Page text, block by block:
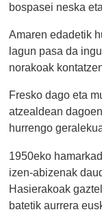
bospasei neska
Amaren edadetik
lagun pasa da
norakoak
Fresko dago eta
atzealdean
hurrengo
1950eko
izen-abizenak
Hasierakoak
batetik aurrera